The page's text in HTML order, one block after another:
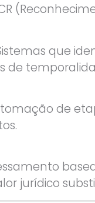
que
de
jurídico